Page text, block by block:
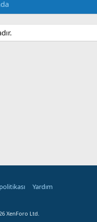
Yardım
XenForo Ltd.